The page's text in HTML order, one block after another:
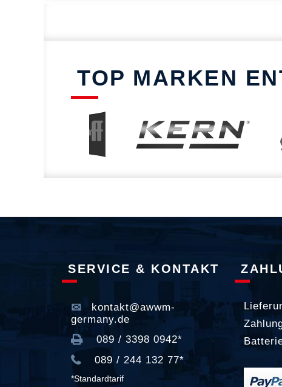
TOP MARKEN
SERVICE & KONTAKT
kontakt@awwm-
germany.de
089 / 3398 0942*
089 / 244 132 77*
*Standardtarif